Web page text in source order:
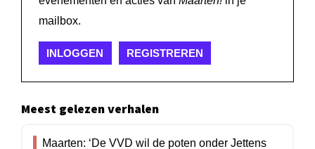
mailbox.
INLOGGEN REGISTREREN
Meest gelezen verhalen
Maarten: ‘De VVD wil de poten onder Jettens